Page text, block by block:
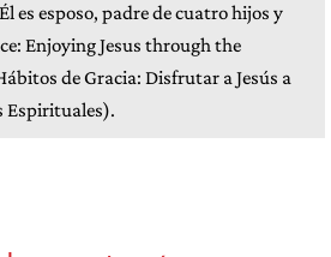
es esposo, padre de cuatro hijos y
Enjoying Jesus through the
de Gracia: Disfrutar a Jesús a
Espirituales).